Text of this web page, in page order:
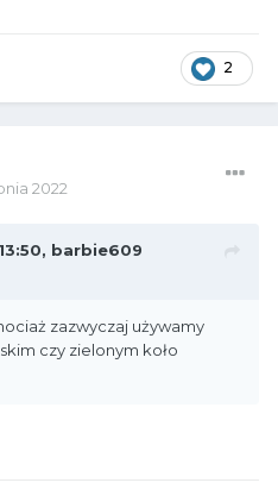
2
2022
barbie609
zazwyczaj używamy
czy zielonym koło